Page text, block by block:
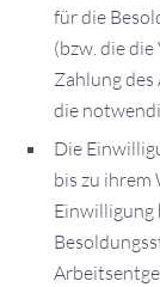
für die
(bzw. die
Zahlung
die
Die
bis zu
Einwilligung